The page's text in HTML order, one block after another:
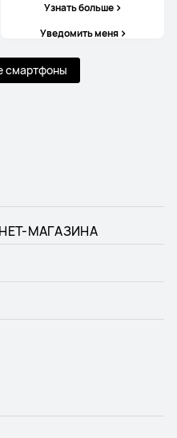
Узнать больше
Уведомить меня
смартфоны
МАГАЗИНА